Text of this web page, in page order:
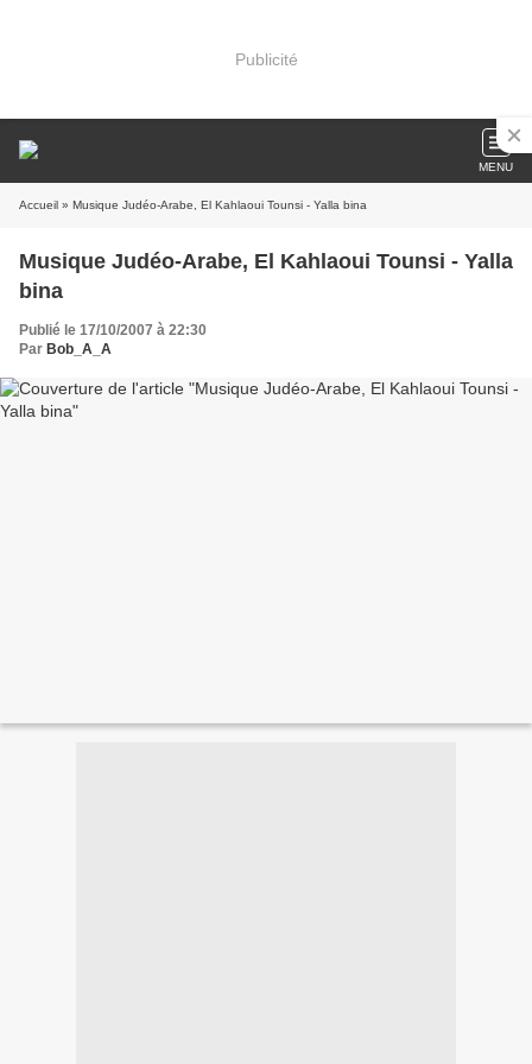
Publicité
MENU
Accueil » Musique Judéo-Arabe, El Kahlaoui Tounsi - Yalla bina
Musique Judéo-Arabe, El Kahlaoui Tounsi - Yalla
bina
Publié le 17/10/2007 à 22:30
Par Bob_A_A